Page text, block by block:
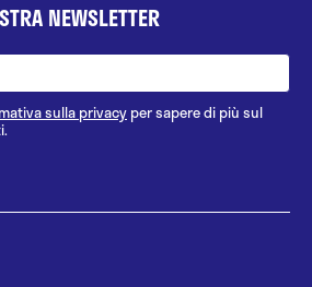
NEWSLETTER
sulla privacyper sapere di più sul